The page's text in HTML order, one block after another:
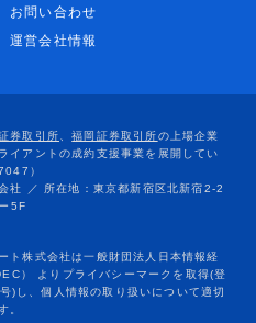
お問い合わせ
運営会社情報